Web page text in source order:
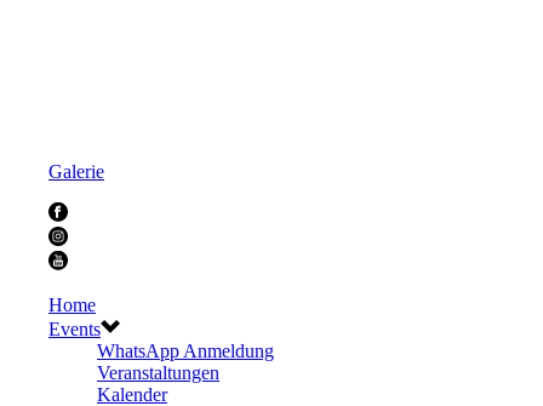
Galerie
Home
Events
WhatsApp Anmeldung
Veranstaltungen
Kalender